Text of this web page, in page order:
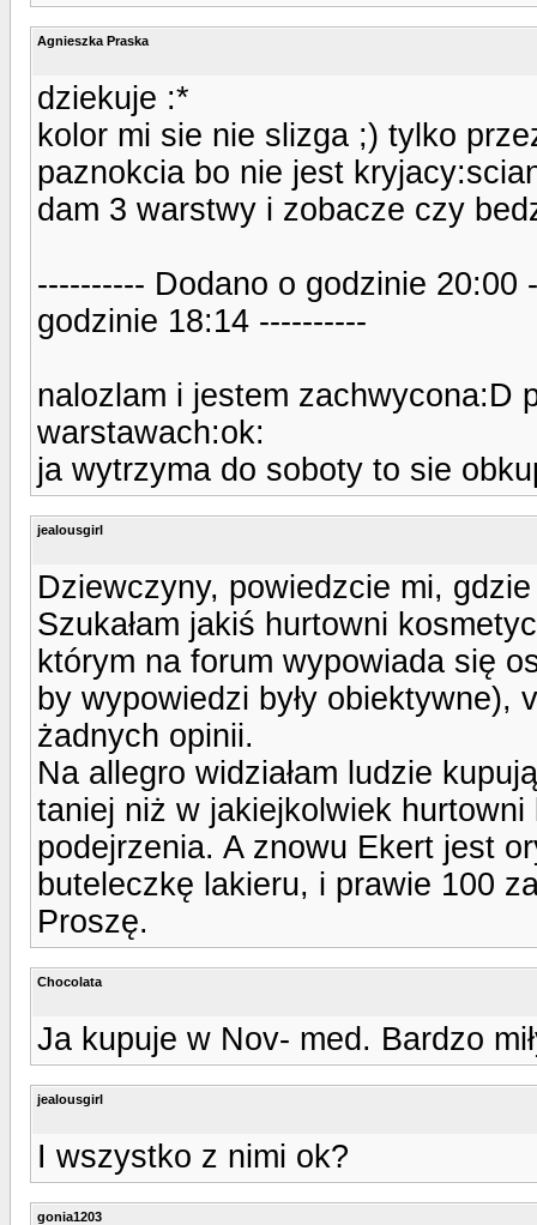
Agnieszka Praska
dziekuje :*
kolor mi sie nie slizga ;) tylko
paznokcia bo nie jest
dam 3 warstwy i zobacze czy
---------- Dodano o godzinie 20:00
godzinie 18:14 ----------
nalozlam i jestem zachwycona:D
warstawach:ok:
ja wytrzyma do soboty to sie
jealousgirl
Dziewczyny, powiedzcie mi,
Szukałam jakiś hurtowni
którym na forum wypowiada się
by wypowiedzi były
żadnych opinii.
Na allegro widziałam ludzie
taniej niż w jakiejkolwiek
podejrzenia. A znowu Ekert jest
buteleczkę lakieru, i prawie 100
Proszę.
Chocolata
Ja kupuje w Nov- med. Bardzo
jealousgirl
I wszystko z nimi ok?
gonia1203